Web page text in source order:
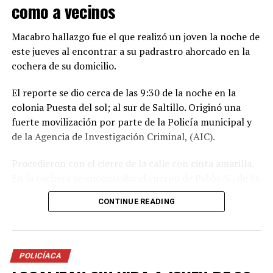
Con Información Tomada de VANGUARDIA
como a vecinos
Macabro hallazgo fue el que realizó un joven la noche de
este jueves al encontrar a su padrastro ahorcado en la
cochera de su domicilio.
El reporte se dio cerca de las 9:30 de la noche en la
colonia Puesta del sol; al sur de Saltillo. Originó una
fuerte movilización por parte de la Policía municipal y
de la Agencia de Investigación Criminal, (AIC).
Procedieron con el cierre de la calle con cinta amarilla.
años de edad, colgado con un cable eléctrico a una
La incidencia fue reportada de inmediato a la línea de
emergencia y aún así enviaron a paramédicos de cruz
roja. Fueron quienes confirmaron del fallecimiento y se
CONTINUE READING
POLICÍACA